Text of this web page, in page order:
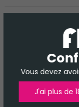
Vous devez
J'ai plus de